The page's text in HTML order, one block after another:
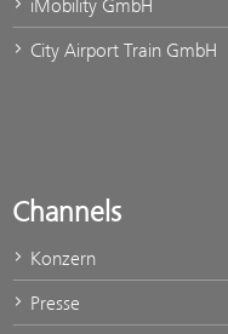
iMobility GmbH
City Airport Train GmbH
Channels
Konzern
Presse